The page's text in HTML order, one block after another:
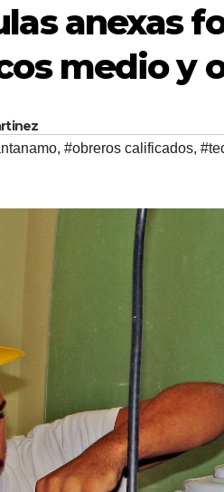
anexas
medio y
, #obreros calificados,